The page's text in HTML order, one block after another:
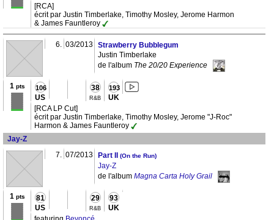
[RCA]
écrit par Justin Timberlake, Timothy Mosley, Jerome Harmon
& James Fauntleroy
6. 03/2013 Strawberry Bubblegum
Justin Timberlake
de l'album The 20/20 Experience
1 pts
106
US
38
R&B
193
UK
[RCA LP Cut]
écrit par Justin Timberlake, Timothy Mosley, Jerome "J-Roc"
Harmon & James Fauntleroy
Jay-Z
7. 07/2013 Part II (On the Run)
Jay-Z
de l'album Magna Carta Holy Grail
1 pts 81
US
29
R&B
93
UK